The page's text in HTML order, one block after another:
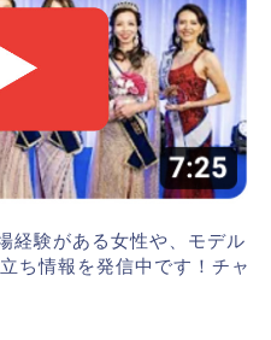
経験がある女性や、モデル
ち情報を発信中です！チャ